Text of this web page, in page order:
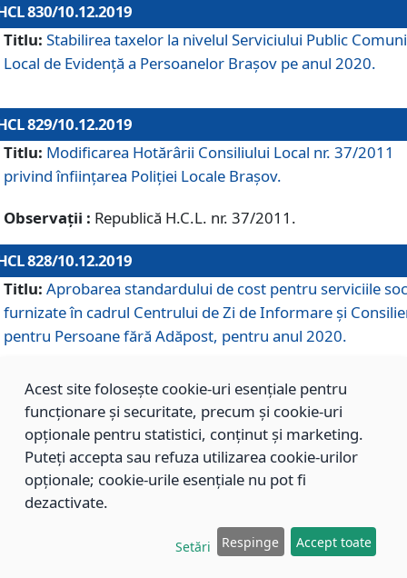
830/10.12.2019
Titlu: Stabilirea taxelor la nivelul Serviciului Public
Local de Evidenţă a Persoanelor Braşov pe anul 2020.
829/10.12.2019
Titlu: Modificarea Hotărârii Consiliului Local nr. 37/2011
privind înființarea Poliției Locale Brașov.
Observații : Republică H.C.L. nr. 37/2011.
828/10.12.2019
Titlu: Aprobarea standardului de cost pentru serviciile
furnizate în cadrul Centrului de Zi de Informare și
pentru Persoane fără Adăpost, pentru anul 2020.
827/10.12.2019
Aprobarea standardului de cost pentru serviciile
furnizate în cadrul Centrului Rezidențial pentru Persoane
Adăpost, pentru anul 2020.
Aprobarea standardului de cost pentru serviciile
Acest site folosește cookie-uri esențiale pentru
funcționare și securitate, precum și cookie-uri
opționale pentru statistici, conținut și marketing.
Puteți accepta sau refuza utilizarea cookie-urilor
opționale; cookie-urile esențiale nu pot fi
dezactivate.
Setări Respinge Accept toate